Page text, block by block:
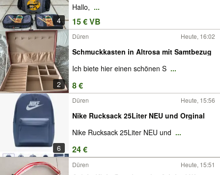
4
Hallo, ...
15 € VB
2
Düren Heute, 16:02
Schmuckkasten in Altrosa mit Samtbezug
Ich biete hier einen schönen S ...
8 €
6
Düren Heute, 15:56
Nike Rucksack 25Liter NEU und Orginal
Nike Rucksack 25Liter NEU und ...
24 €
Düren Heute, 15:51